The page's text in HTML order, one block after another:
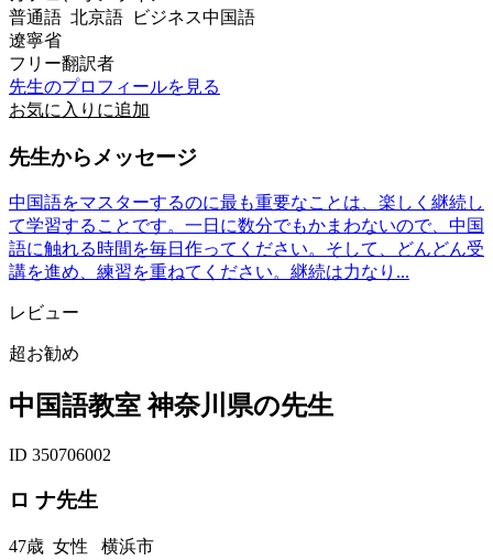
普通語 北京語 ビジネス中国語
遼寧省
フリー翻訳者
先生のプロフィールを見る
お気に入りに追加
先生からメッセージ
中国語をマスターするのに最も重要なことは、楽しく継続し
て学習することです。一日に数分でもかまわないので、中国
語に触れる時間を毎日作ってください。そして、どんどん受
講を進め、練習を重ねてください。継続は力なり...
レビュー
超お勧め
中国語教室 神奈川県の先生
ID 350706002
ロ ナ先生
47歳 女性 横浜市